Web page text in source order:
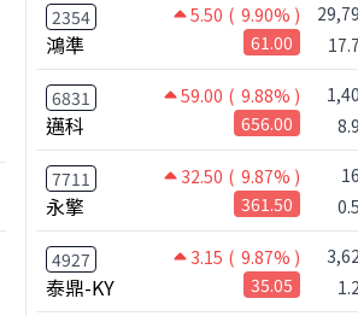
公司小百科
2354 5.50 ( 9.90% )
鴻準 61.00
6831 59.00 ( 9.88% )
邁科 656.00
7711 32.50 ( 9.87% )
永擎 361.50
4927 3.15 ( 9.87% )
泰鼎-KY 35.05